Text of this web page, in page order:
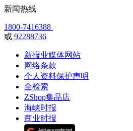
新闻热线
1800-7416388
或 92288736
新报业媒体网站
网络条款
个人资料保护声明
全检索
ZShop集品店
海峡时报
商业时报